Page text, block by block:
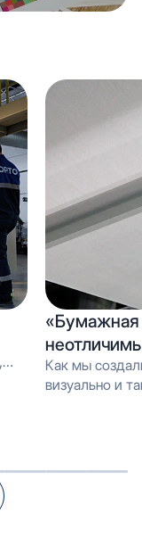
«Бумажная
Как мы
визуально и тактильно неотличимое от